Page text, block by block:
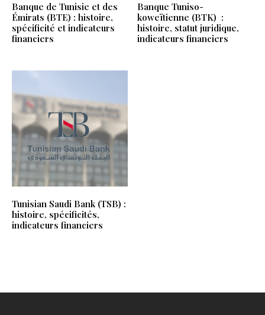
Banque de Tunisie et des
Émirats (BTE) : histoire,
spécificité et indicateurs
financiers
Banque Tuniso-
koweïtienne (BTK) :
histoire, statut juridique,
indicateurs financiers
Tunisian Saudi Bank (TSB) :
histoire, spécificités,
indicateurs financiers